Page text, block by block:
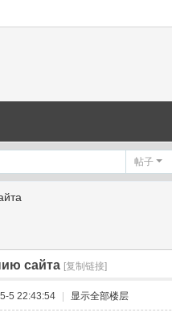
帖子
сайта [复制链接]
5 22:43:54 显示全部楼层